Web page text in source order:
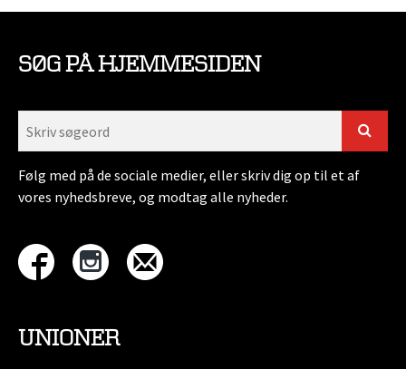
SØG PÅ HJEMMESIDEN
Følg med på de sociale medier, eller skriv dig op til et af
vores nyhedsbreve, og modtag alle nyheder.
UNIONER